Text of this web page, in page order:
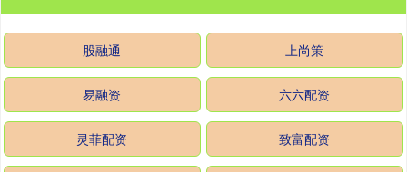
股融通 上尚策
易融资 六六配资
灵菲配资 致富配资